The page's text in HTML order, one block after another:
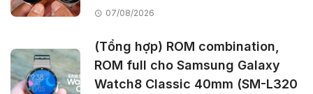
07/08/2026
(Tổng hợp) ROM combination,
ROM full cho Samsung Galaxy
Watch8 Classic 40mm (SM-L320